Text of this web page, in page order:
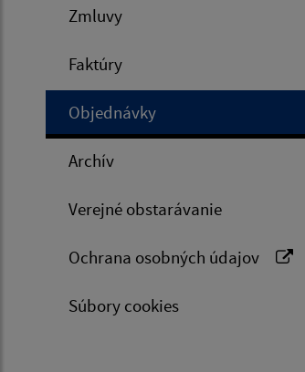
Zmluvy
Faktúry
Objednávky
Archív
Verejné obstarávanie
Ochrana osobných údajov
Súbory cookies